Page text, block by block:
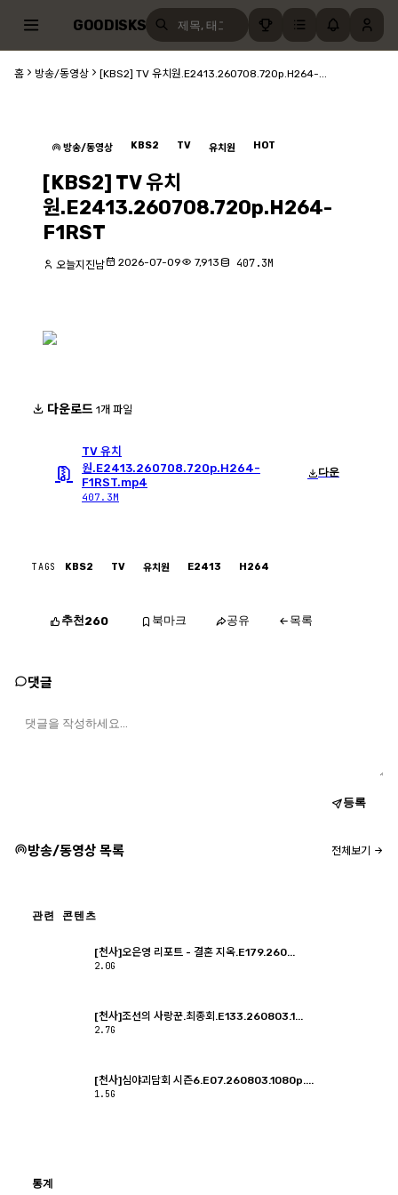
GOODISKS
홈 방송/동영상 [KBS2] TV 유치원.E2413.260708.720p.H264-...
방송/동영상 KBS2 TV 유치원 HOT
[KBS2] TV 유치
원.E2413.260708.720p.H264-
F1RST
오늘지진남 2026-07-09 7,913 407.3M
다운로드 1개 파일
TV 유치
원.E2413.260708.720p.H264-
F1RST.mp4
407.3M
다운
TAGS KBS2 TV 유치원 E2413 H264
추천260 북마크 공유 목록
댓글
등록
방송/동영상 목록 전체보기
관련 콘텐츠
[천사]오은영 리포트 - 결혼 지옥.E179.260...
2.0G
[천사]조선의 사랑꾼.최종회.E133.260803.1...
2.7G
[천사]심야괴담회 시즌6.E07.260803.1080p....
1.5G
통계